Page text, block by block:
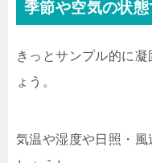
季節や空気の状
きっとサンプル的に
ょう。
気温や湿度や日照・